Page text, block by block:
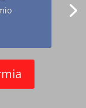
Porte